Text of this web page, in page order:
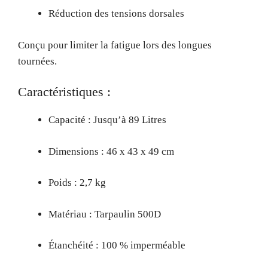
Réduction des tensions dorsales
Conçu pour limiter la fatigue lors des longues
tournées.
Caractéristiques :
Capacité : Jusqu’à 89 Litres
Dimensions : 46 x 43 x 49 cm
Poids : 2,7 kg
Matériau : Tarpaulin 500D
Étanchéité : 100 % imperméable